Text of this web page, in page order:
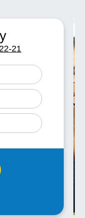
21